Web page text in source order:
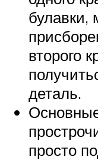
булавки,
второго
деталь.
просто